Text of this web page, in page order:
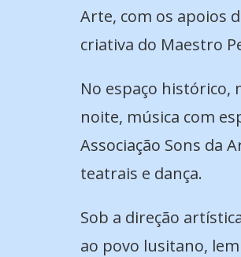
Arte, com os apoios
criativa do Maestro
No espaço histórico,
noite, música com
Associação Sons da
teatrais e dança.
Sob a direção
ao povo lusitano,